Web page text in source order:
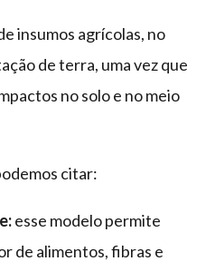
insumos agrícolas, no
de terra, uma vez que
no solo e no meio
citar:
esse modelo permite
de alimentos, fibras e